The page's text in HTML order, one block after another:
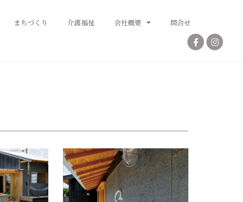
まちづくり 介護福祉 会社概要 問合せ